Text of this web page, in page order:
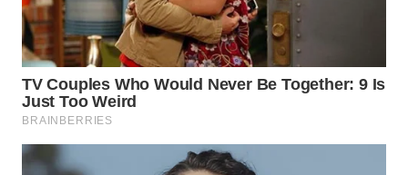
WN
BINJAI
WN
CIREBON
WN
INDRAMAYU